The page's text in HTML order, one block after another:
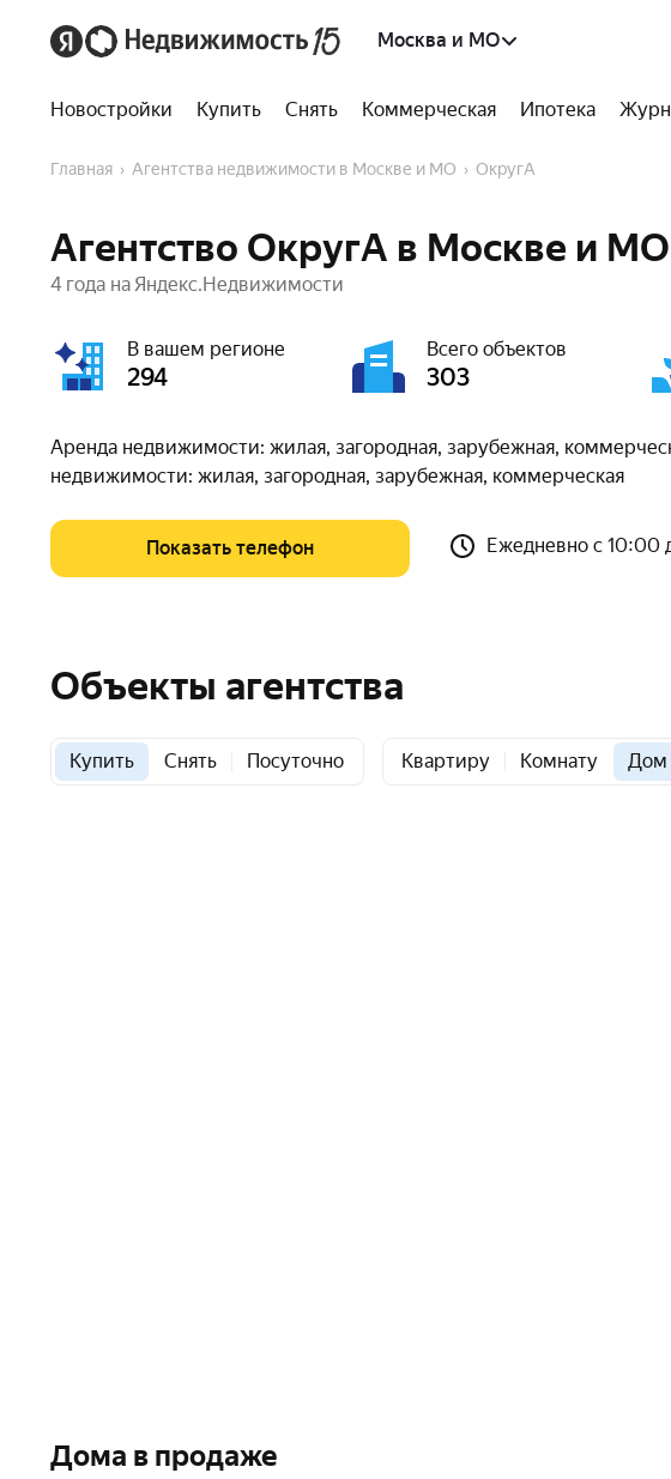
Москва и МО
Новостройки Купить Снять Коммерческая Ипотека
Главная Агентства недвижимости в Москве и МО ОкругА
Агентство ОкругА в Москве и МО
4 года на Яндекс.Недвижимости
В вашем регионе
294
Всего объектов
303
Аренда недвижимости: жилая, загородная, зарубежная,
недвижимости: жилая, загородная, зарубежная, коммерческая
Показать телефон Ежедневно с 10:00
Объекты агентства
Купить Снять Посуточно Квартиру Комнату Дом
Дома в продаже